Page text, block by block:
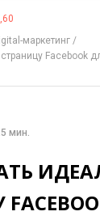
маркетинг
Facebook
мин.